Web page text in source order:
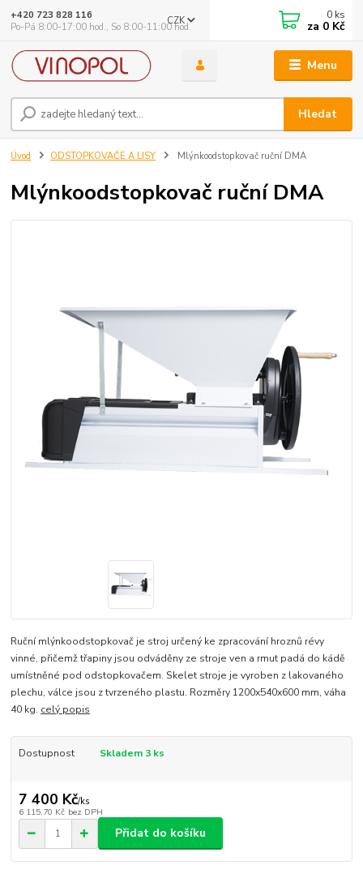
Menu
CZK
Hledat
+420 723 828 116
Po-Pá 8:00-17:00 hod., So 8:00-11:00 hod.
0 ks
za 0 Kč
Úvod ODSTOPKOVAČE A LISY Mlýnkoodstopkovač ruční DMA
Mlýnkoodstopkovač ruční DMA
Ruční mlýnkoodstopkovač je stroj určený ke zpracování hroznů révy
vinné, přičemž třapiny jsou odváděny ze stroje ven a rmut padá do kádě
umístněné pod odstopkovačem. Skelet stroje je vyroben z lakovaného
plechu, válce jsou z tvrzeného plastu. Rozměry 1200x540x600 mm, váha
40 kg. celý popis
Dostupnost Skladem 3 ks
7 400 Kč/ks
6 115,70 Kč bez DPH
Přidat do košíku